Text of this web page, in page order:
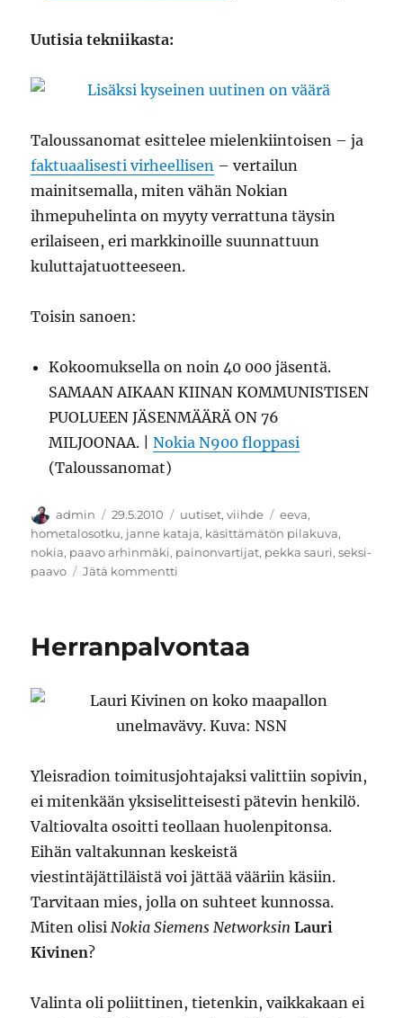
Uutisia tekniikasta:
Taloussanomat esittelee mielenkiintoisen – ja
faktuaalisesti virheellisen – vertailun
mainitsemalla, miten vähän Nokian
ihmepuhelinta on myyty verrattuna täysin
erilaiseen, eri markkinoille suunnattuun
kuluttajatuotteeseen.
Toisin sanoen:
Kokoomuksella on noin 40 000 jäsentä.
SAMAAN AIKAAN KIINAN KOMMUNISTISEN
PUOLUEEN JÄSENMÄÄRÄ ON 76
MILJOONAA. |Nokia N900 floppasi
(Taloussanomat)
Kirjoittaja
admin Julkaistu
29.5.2010 Kategoriat
uutiset,viihde Avainsanat
eeva,
hometalosotku, janne kataja, käsittämätön pilakuva,
nokia, paavo arhinmäki, painonvartijat, pekka sauri,seksi-
paavo
Jätä kommentti
Herranpalvontaa
Yleisradion toimitusjohtajaksi valittiin sopivin,
ei mitenkään yksiselitteisesti pätevin henkilö.
Valtiovalta osoitti teollaan huolenpitonsa.
Eihän valtakunnan keskeistä
viestintäjättiläistä voi jättää vääriin käsiin.
Tarvitaan mies, jolla on suhteet kunnossa.
Miten olisiNokia Siemens Networksin Lauri
Kivinen?
Valinta oli poliittinen, tietenkin, vaikkakaan ei